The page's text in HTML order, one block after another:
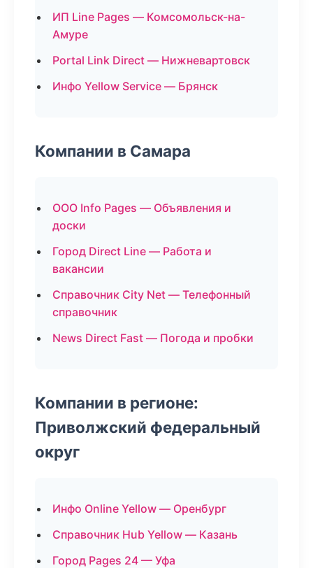
ИП Line Pages — Комсомольск-на-
Амуре
Portal Link Direct — Нижневартовск
Инфо Yellow Service — Брянск
Компании в Самара
ООО Info Pages — Объявления и
доски
Город Direct Line — Работа и
вакансии
Справочник City Net — Телефонный
справочник
News Direct Fast — Погода и пробки
Компании в регионе:
Приволжский федеральный
округ
Инфо Online Yellow — Оренбург
Справочник Hub Yellow — Казань
Город Pages 24 — Уфа